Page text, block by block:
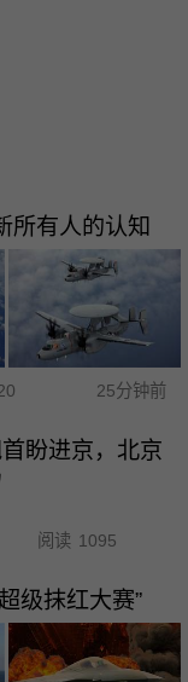
所有人的认知
25分钟前
盼进京，北京
阅读 1095
级抹红大赛”